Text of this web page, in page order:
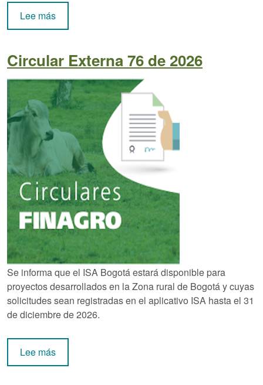
Lee mássobre Circular Externa 77 de 2026
Circular Externa 76 de 2026
Se informa que el ISA Bogotá estará disponible para
proyectos desarrollados en la Zona rural de Bogotá y cuyas
solicitudes sean registradas en el aplicativo ISA hasta el 31
de diciembre de 2026.
Lee mássobre Circular Externa 76 de 2026